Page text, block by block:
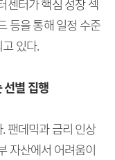
센터가 핵심 성장 섹
등을 통해 일정 수준
있다.
별 집행
팬데믹과 금리 인상
자산에서 어려움이